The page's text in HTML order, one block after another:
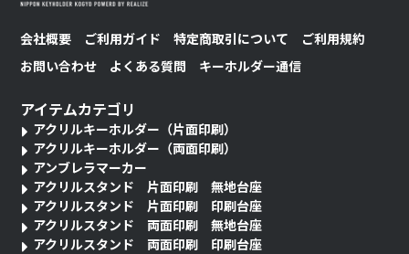
会社概要 ご利用ガイド 特定商取引について
ご利用規約
お問い合わせ
よくある質問 キーホルダー通信
アイテムカテゴリ
アクリルキーホルダー（片面印刷）
アクリルキーホルダー（両面印刷）
アンブレラマーカー
アクリルスタンド 片面印刷 無地台座
アクリルスタンド 片面印刷 印刷台座
アクリルスタンド 両面印刷 無地台座
アクリルスタンド 両面印刷 印刷台座